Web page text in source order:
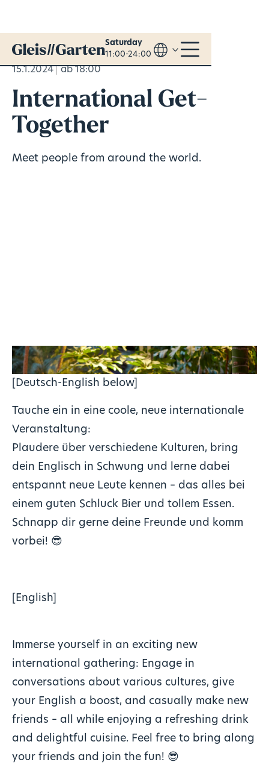
Saturday
11:00-24:00
15.1.2024 ab 18:00
International Get-
Together
Meet people from around the world.
[Deutsch-English below]
Tauche ein in eine coole, neue internationale
Veranstaltung:
Plaudere über verschiedene Kulturen, bring
dein Englisch in Schwung und lerne dabei
entspannt neue Leute kennen – das alles bei
einem guten Schluck Bier und tollem Essen.
Schnapp dir gerne deine Freunde und komm
vorbei! 😎
[English]
Immerse yourself in an exciting new
international gathering: Engage in
conversations about various cultures, give
your English a boost, and casually make new
friends – all while enjoying a refreshing drink
and delightful cuisine. Feel free to bring along
your friends and join the fun! 😎